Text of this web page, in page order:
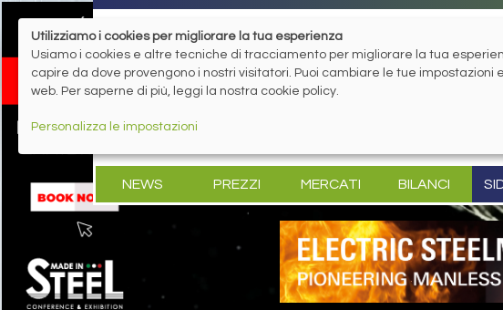
NEWS PREZZI MERCATI BILANCI
Utilizziamo i cookies per migliorare la tua esperienza
Usiamo i cookies e altre tecniche di tracciamento per migliorare la tua
capire da dove provengono i nostri visitatori. Puoi cambiare le tue
web. Per saperne di più, leggi la nostra cookie policy.
Personalizza le impostazioni